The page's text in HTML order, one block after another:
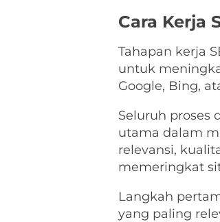
Cara Kerja
Tahapan kerja
untuk
Google, Bing,
Seluruh proses
utama dalam
relevansi,
memeringkat
Langkah
yang paling